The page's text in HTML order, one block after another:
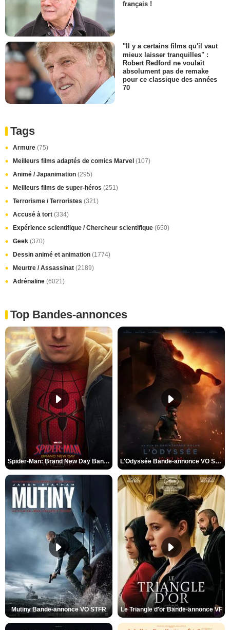
français !
"Il y a certains films qu'il vaut
mieux laisser tranquilles" :
Robert Redford ne voulait
absolument pas de remake
pour ce classique des années
70
Tags
Armure (75)
Meilleurs films adaptés de comics Marvel (107)
Animé / Japanimation (295)
Meilleurs films de super-héros (251)
Terrorisme / Terroristes (321)
Accusé à tort (334)
Expérience scientifique / Chercheur scientifique (650)
Geek (370)
Dessin animé et animation (1774)
Meurtre / Assassinat (2189)
Adrénaline (6021)
Top Bandes-annonces
Spider-Man: Brand New Day Bande-annonce VO STFR L'Odyssée Bande-annonce VO STFR
Mutiny Bande-annonce VO STFR Le Triangle d'or Bande-annonce VF